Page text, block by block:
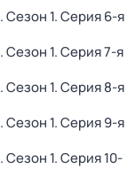
. Сезон 1. Серия 6-я
. Сезон 1. Серия 7-я
. Сезон 1. Серия 8-я
. Сезон 1. Серия 9-я
. Сезон 1. Серия 10-